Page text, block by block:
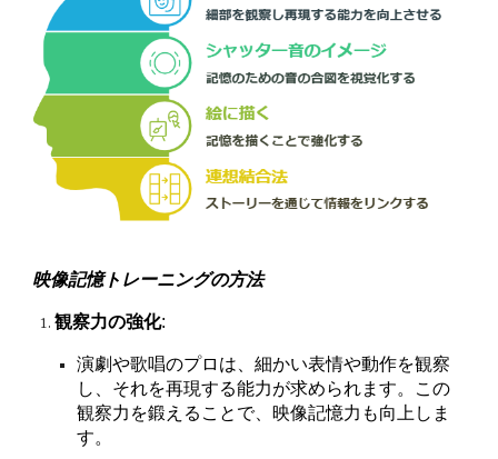
映像記憶トレーニングの方法
観察力の強化:
演劇や歌唱のプロは、細かい表情や動作を観察
し、それを再現する能力が求められます。この
観察力を鍛えることで、映像記憶力も向上しま
す。